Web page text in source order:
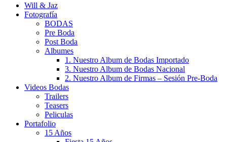
Will & Jaz
Fotografía
BODAS
Pre Boda
Post Boda
Albumes
1. Nuestro Album de Bodas Importado
3. Nuestro Album de Bodas Nacional
2. Nuestro Album de Firmas – Sesión Pre-Boda
Videos Bodas
Trailers
Teasers
Peliculas
Portafolio
15 Años